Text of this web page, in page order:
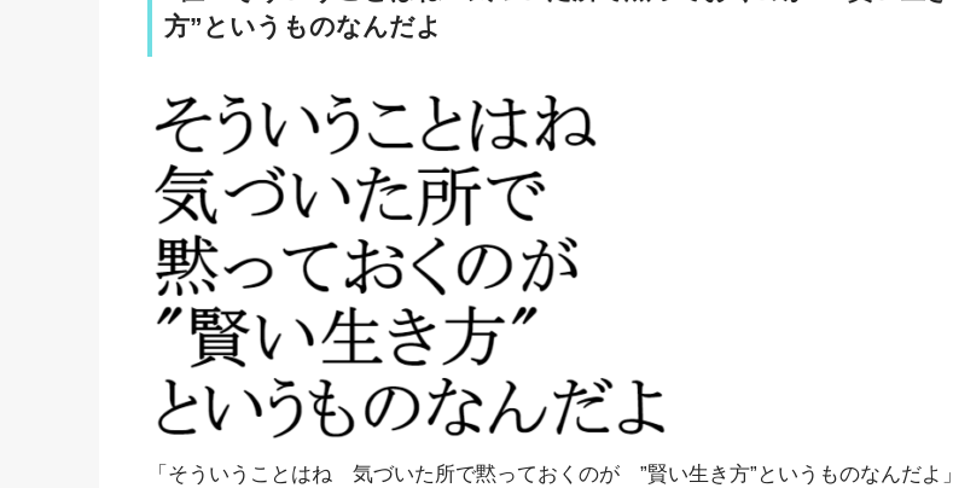
方”というものなんだよ
「そういうことはね 気づいた所で黙っておくのが ”賢い生き方”というものなんだよ」